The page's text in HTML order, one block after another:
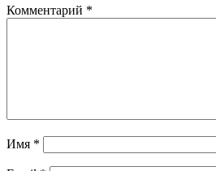
Комментарий *
Имя *